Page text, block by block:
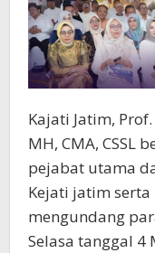
Kajati Jatim,
MH, CMA, CSSL
pejabat utama
Kejati jatim serta
mengundang
Selasa tanggal 4